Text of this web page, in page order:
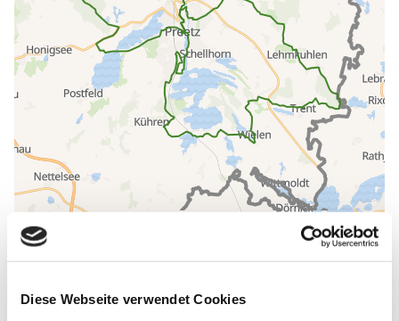
Diese Webseite verwendet Cookies